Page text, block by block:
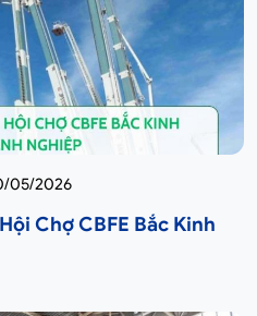
05/2026
Chợ CBFE Bắc Kinh